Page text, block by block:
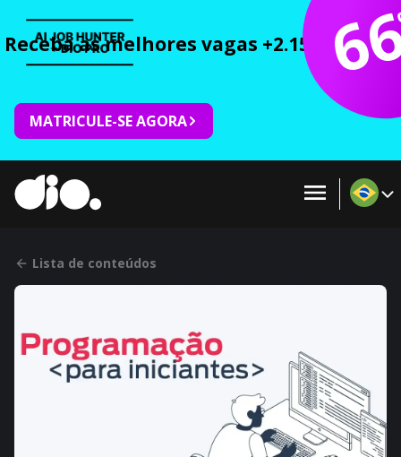
Receba as melhores vagas +2.150 cursos
MATRICULE-SE AGORA
Lista de conteúdos